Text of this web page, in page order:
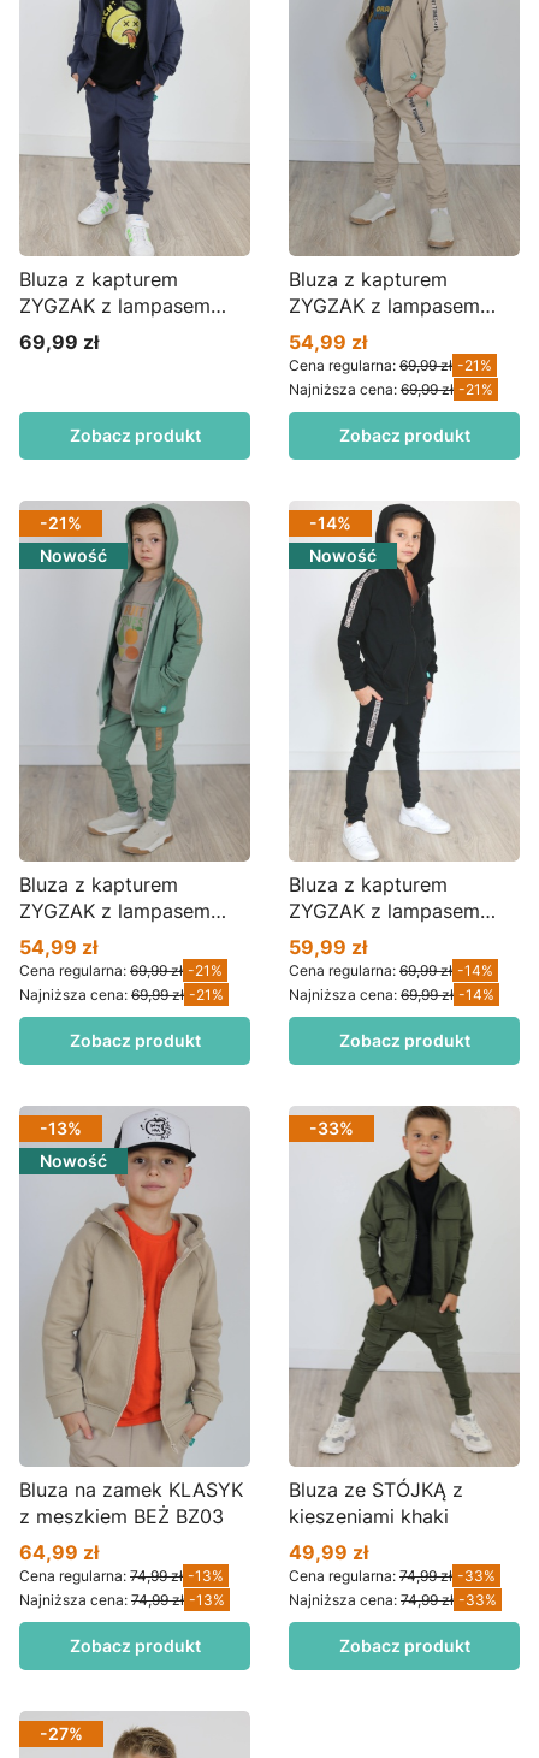
Bluza z kapturem
ZYGZAK z lampasem
FRUIT borówka BZ01bx
Cena
69,99 zł
Zobacz produkt
Bluza z kapturem
ZYGZAK z lampasem
FRUIT beż BZ01bx
Cena promocyjna
54,99 zł
Cena regularna: 69,99 zł -21%
Najniższa cena: 69,99 zł -21%
Zobacz produkt
-21%
Nowość
Bluza z kapturem
ZYGZAK z lampasem
FRUIT matcha BZ01bx
Cena promocyjna
54,99 zł
Cena regularna: 69,99 zł -21%
Najniższa cena: 69,99 zł -21%
Zobacz produkt
-14%
Nowość
Bluza z kapturem
ZYGZAK z lampasem
FRUIT czarna BZ01bx
Cena promocyjna
59,99 zł
Cena regularna: 69,99 zł -14%
Najniższa cena: 69,99 zł -14%
Zobacz produkt
-13%
Nowość
Bluza na zamek KLASYK
z meszkiem BEŻ BZ03
Cena promocyjna
64,99 zł
Cena regularna: 74,99 zł -13%
Najniższa cena: 74,99 zł -13%
Zobacz produkt
-33%
Bluza ze STÓJKĄ z
kieszeniami khaki
Cena promocyjna
49,99 zł
Cena regularna: 74,99 zł -33%
Najniższa cena: 74,99 zł -33%
Zobacz produkt
-27%